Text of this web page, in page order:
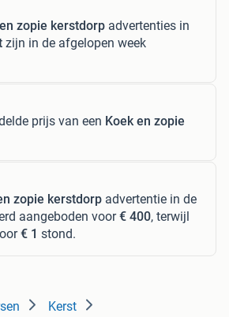
zopie kerstdorp advertenties in
zijn in de afgelopen week
prijs van een Koek en zopie
zopie kerstdorp advertentie in de
aangeboden voor€ 400, terwijl
€ 1 stond.
Kerst